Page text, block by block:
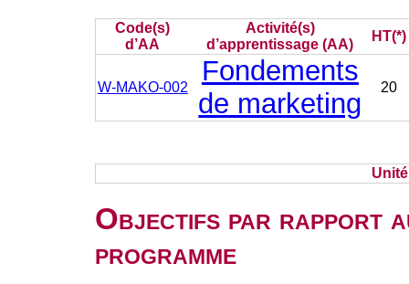
Code(s)
d’AA
Activité(s)
d’apprentissage (AA)
HT(*)
W-MAKO-002
Fondements
de marketing
20
Objectifs par rapport
programme